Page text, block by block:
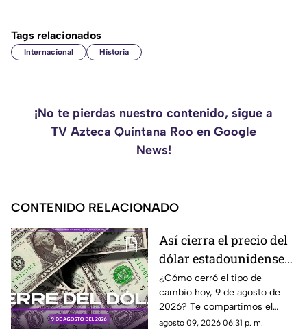
Tags relacionados
Internacional Historia
¡No te pierdas nuestro contenido, sigue a
TV Azteca Quintana Roo en Google
News!
CONTENIDO RELACIONADO
Así cierra el precio del
dólar estadounidense
HOY, domingo 9 de
agosto de 2026, en
Cancún
¿Cómo cerró el tipo de
cambio hoy, 9 de agosto de
2026? Te compartimos el
precio del dólar al cierre de
agosto 09, 2026 06:31 p. m.